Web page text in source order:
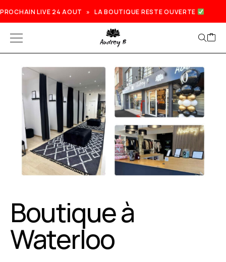
PROCHAIN LIVE 24 AOUT » LA BOUTIQUE RESTE OUVERTE
Boutique à
Waterloo